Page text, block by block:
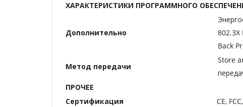
ХАРАКТЕРИСТИКИ ПРОГРАММНОГО
Дополнительно
802.3X
Back
Метод передачи
Store
ПРОЧЕЕ
Сертификация
CE,